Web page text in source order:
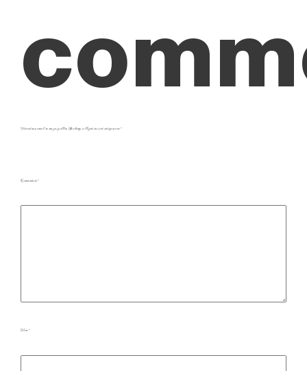
Votre adresse e-mail ne sera pas publiée. Les champs obligatoires sont indiqués avec*
Commentaire*
Nom *